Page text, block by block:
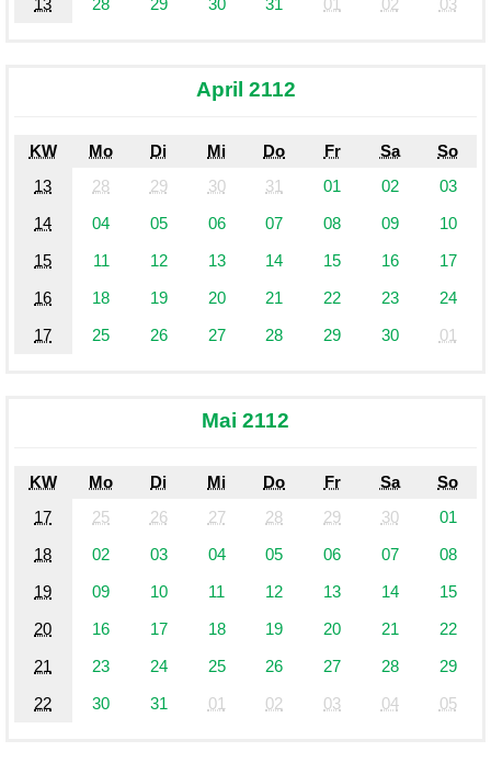
13 28 29 30 31 01 02 03
April 2112
KW Mo Di Mi Do Fr Sa
So
13
28 29 30 31 01 02
03
14
04 05 06 07 08 09
10
15
11 12 13 14 15 16
17
16
18 19 20 21 22 23
24
17
25 26 27 28 29 30 01
Mai 2112
KW Mo Di Mi Do Fr Sa
So
17
25 26 27 28 29 30
01
18
02 03 04 05 06 07
08
19
09 10 11 12 13 14
15
20
16 17 18 19 20 21
22
21
23 24 25 26 27 28
29
22
30 31 01 02 03 04 05